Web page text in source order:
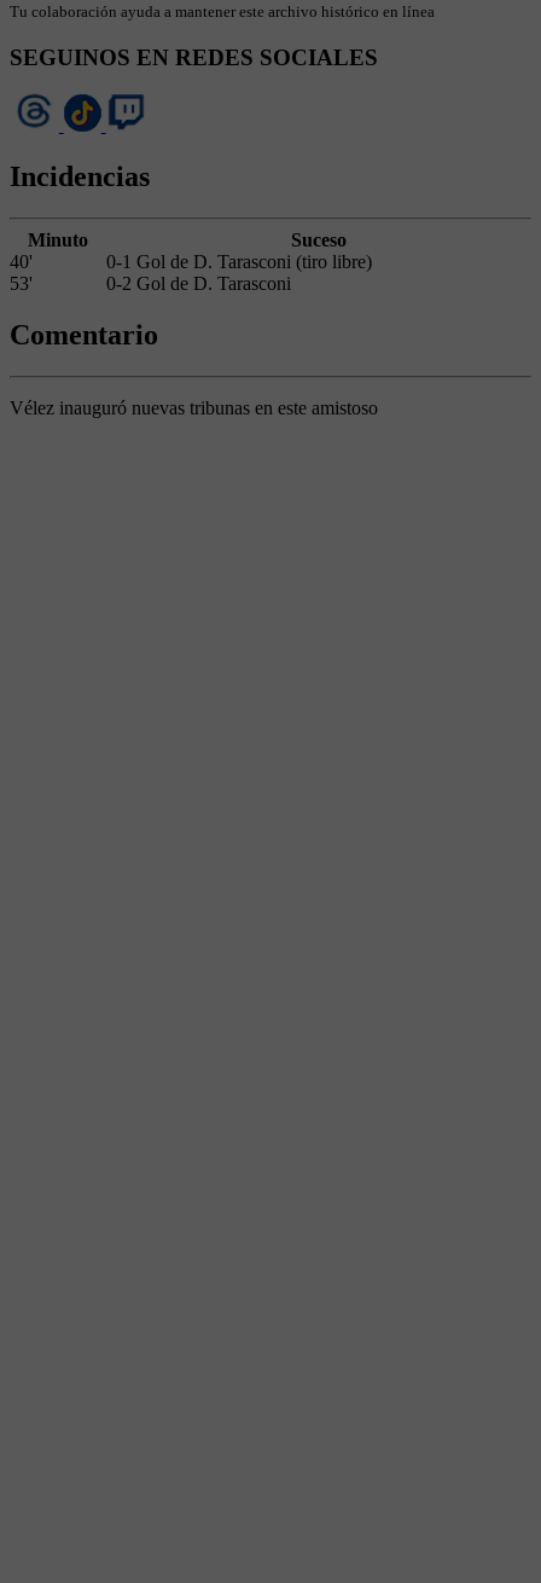
Tu colaboración ayuda a mantener este archivo histórico en línea
SEGUINOS EN REDES SOCIALES
Incidencias
Minuto
Suceso
40'
0-1 Gol de D. Tarasconi (tiro libre)
53'
0-2 Gol de D. Tarasconi
Comentario
Vélez inauguró nuevas tribunas en este amistoso